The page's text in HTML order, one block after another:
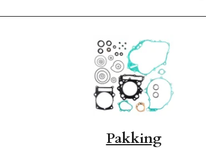
Pakking